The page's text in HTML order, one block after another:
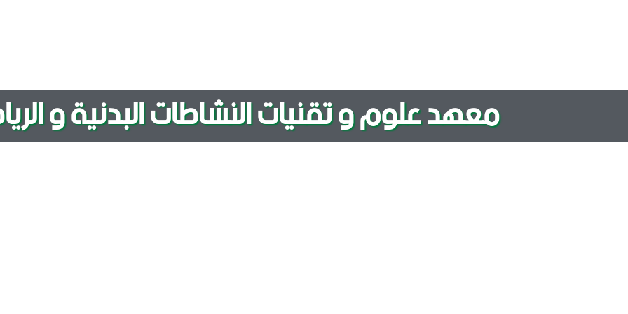
معهد علوم و تقنيات النشاطات البدنية و